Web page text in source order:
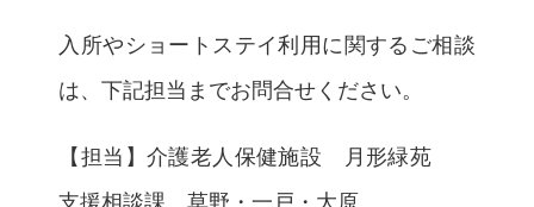
入所やショートステイ利用に関するご相談
は、下記担当までお問合せください。
【担当】介護老人保健施設 月形緑苑